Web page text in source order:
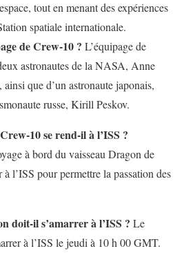
tout en menant des expériences
spatiale internationale.
de Crew-10 ? L’équipage de
astronautes de la NASA, Anne
que d’un astronaute japonais,
russe, Kirill Peskov.
10 se rend-il à l’ISS ?
à bord du vaisseau Dragon de
l’ISS pour permettre la passation des
doit-il s’amarrer à l’ISS ? Le
à l’ISS le jeudi à 10 h 00 GMT.